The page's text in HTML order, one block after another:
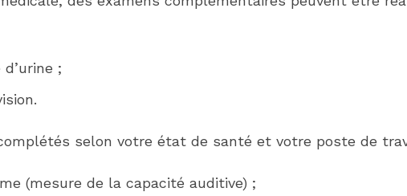
;
selon votre état de santé et votre poste de
(mesure de la capacité auditive) ;